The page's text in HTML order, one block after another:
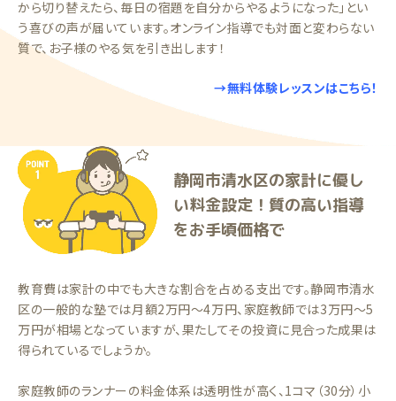
から切り替えたら、毎日の宿題を自分からやるようになった」とい
う喜びの声が届いています。オンライン指導でも対面と変わらない
質で、お子様のやる気を引き出します！
→無料体験レッスンはこちら！
静岡市清水区の家計に優し
い料金設定！質の高い指導
をお手頃価格で
教育費は家計の中でも大きな割合を占める支出です。静岡市清水
区の一般的な塾では月額2万円〜4万円、家庭教師では3万円〜5
万円が相場となっていますが、果たしてその投資に見合った成果は
得られているでしょうか。
家庭教師のランナーの料金体系は透明性が高く、1コマ（30分）小